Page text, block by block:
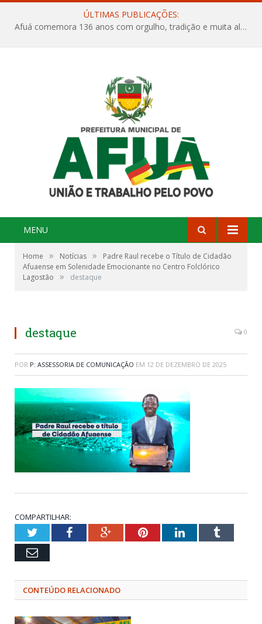
ÚLTIMAS PUBLICAÇÕES:
Afuá comemora 136 anos com orgulho, tradição e muita alegria na Quadra Dr. Nelson Salomão
MENU
Home » Notícias »
Padre Raul recebe o Título de Cidadão
Afuaense em Solenidade Emocionante no Centro Folclórico
Lagostão
» destaque
destaque 0
POR P: ASSESSORIA DE COMUNICAÇÃO EM 12 DE DEZEMBRO DE 2025
COMPARTILHAR:
TwitterFacebookGoogle+PinterestLinkedInTumblr
Email
CONTEÚDO RELACIONADO